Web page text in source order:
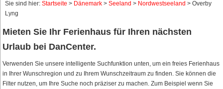
Sie sind hier: Startseite > Dänemark > Seeland > Nordwestseeland > Overby
Lyng
Mieten Sie Ihr Ferienhaus für Ihren nächsten
Urlaub bei DanCenter.
Verwenden Sie unsere intelligente Suchfunktion unten, um ein freies Ferienhaus
in Ihrer Wunschregion und zu Ihrem Wunschzeitraum zu finden. Sie können die
Filter nutzen, um Ihre Suche noch präziser zu machen. Zum Beispiel wenn Sie